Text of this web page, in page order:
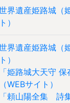
界遺産姫路城（
ト）
界遺産姫路城（
ト）
「姫路城大天守
（WEBサイト）
「頼山陽全集